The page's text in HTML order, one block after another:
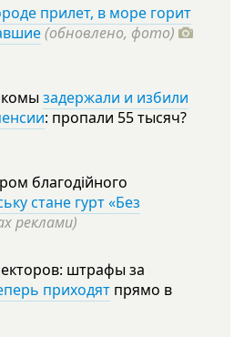
прилет, в море горит
(обновлено, фото)
задержали и избили
: пропали 55тысяч?
благодійного
стане гурт «Без
реклами)
штрафы за
приходят прямо в